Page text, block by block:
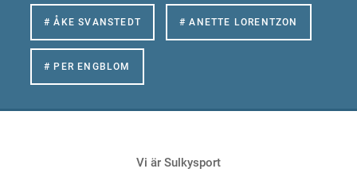
# ÅKE SVANSTEDT # ANETTE LORENTZON
# PER ENGBLOM
Vi är Sulkysport